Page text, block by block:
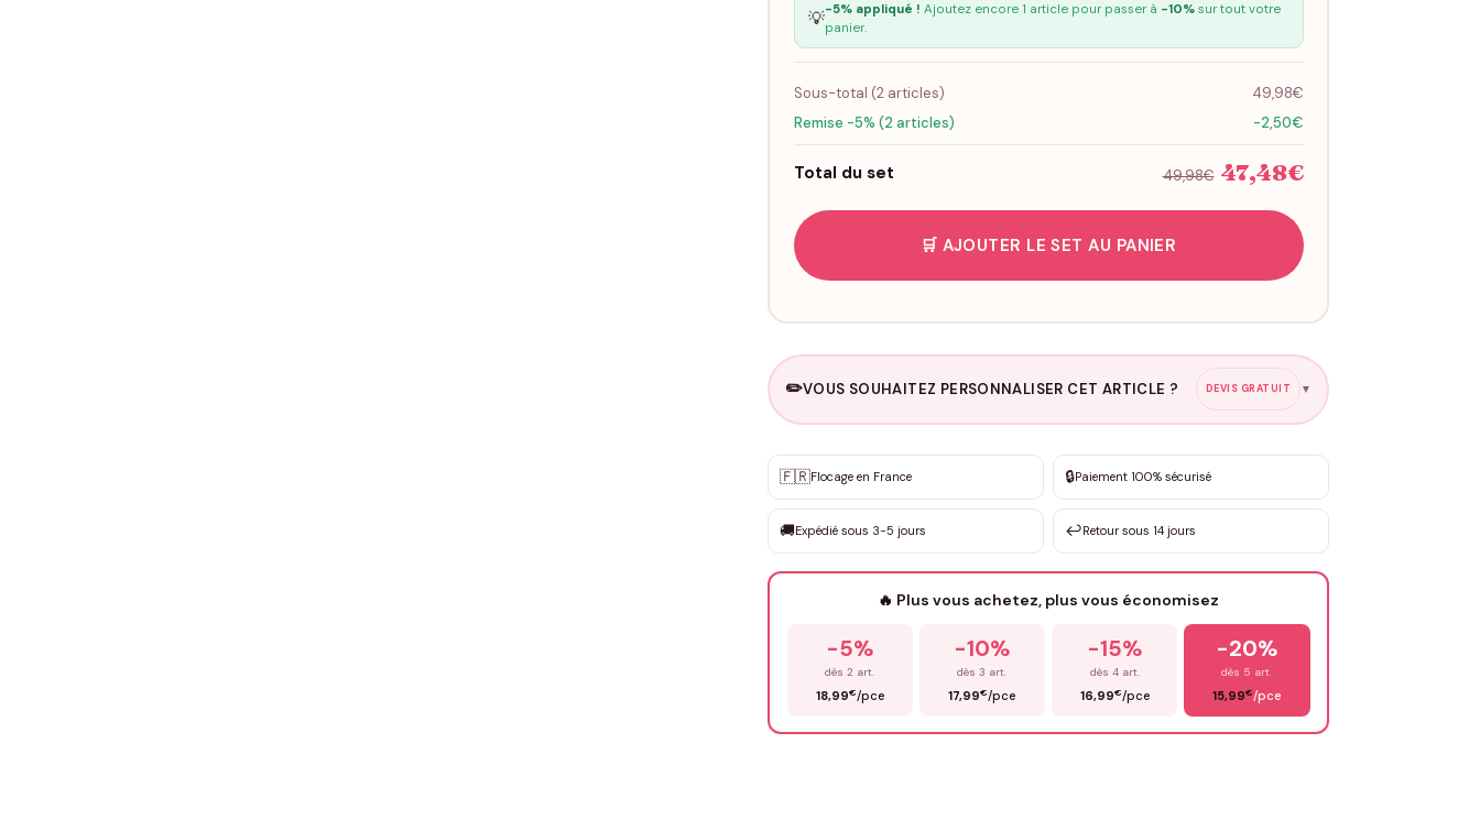
💡-5% appliqué ! Ajoutez encore 1 article pour passer à -10%sur tout votre
panier.
Sous-total (2articles)
49,98€
Remise -5% (2 articles)
-2,50€
Total du set 49,98€ 47,48€
🛒 AJOUTER LE SET AU PANIER
✏️VOUS SOUHAITEZ PERSONNALISER CET ARTICLE ? DEVIS GRATUIT ▼
✨ Personnalisation sur mesure
DEVIS GRATUIT · Personnalisation de 3 à 10€ selon la demande
Que souhaitez-vous ?
🇫🇷Flocage en France 🔒Paiement 100% sécurisé
🚚Expédié sous 3-5 jours ↩️Retour sous 14 jours
🔥 Plus vous achetez, plus vous économisez
-5%
dès 2 art.
18,99€/pce
-10%
dès 3 art.
17,99€/pce
-15%
dès 4 art.
16,99€/pce
-20%
dès 5 art.
15,99€/pce